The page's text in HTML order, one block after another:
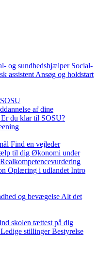
og sundhedshjælper Social-
assistent Ansøg og holdstart
af dine
Er du klar til SOSU?
Find en vejleder
til dig Økonomi under
Realkompetencevurdering
Oplæring i udlandet Intro
og bevægelse Alt det
skolen tættest på dig
Ledige stillingerBestyrelse